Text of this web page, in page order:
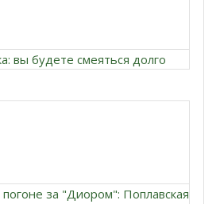
вы будете смеяться долго
за "Диором": Поплавская